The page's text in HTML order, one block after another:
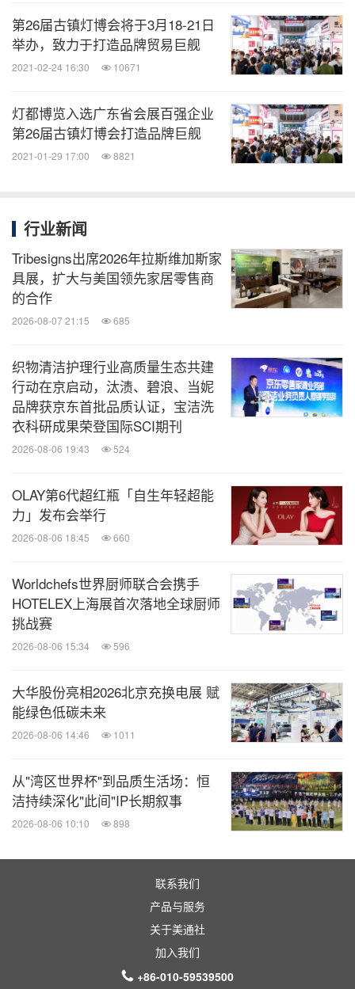
第26届古镇灯博会将于3月18-21日
举办，致力于打造品牌贸易巨舰
2021-02-24 16:30 10671
灯都博览入选广东省会展百强企业
第26届古镇灯博会打造品牌巨舰
2021-01-29 17:00 8821
行业新闻
Tribesigns出席2026年拉斯维加斯家
具展，扩大与美国领先家居零售商
的合作
2026-08-07 21:15 685
织物清洁护理行业高质量生态共建
行动在京启动，汰渍、碧浪、当妮
品牌获京东首批品质认证，宝洁洗
衣科研成果荣登国际SCI期刊
2026-08-06 19:43 524
OLAY第6代超红瓶「自生年轻超能
力」发布会举行
2026-08-06 18:45 660
Worldchefs世界厨师联合会携手
HOTELEX上海展首次落地全球厨师
挑战赛
2026-08-06 15:34 596
大华股份亮相2026北京充换电展 赋
能绿色低碳未来
2026-08-06 14:46 1011
从"湾区世界杯"到品质生活场：恒
洁持续深化"此间"IP长期叙事
2026-08-06 10:10 898
联系我们
产品与服务
关于美通社
加入我们
+86-010-59539500